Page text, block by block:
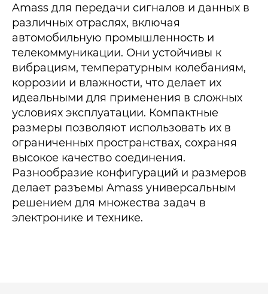
Amass для передачи сигналов и данных в
различных отраслях, включая
автомобильную промышленность и
телекоммуникации. Они устойчивы к
вибрациям, температурным колебаниям,
коррозии и влажности, что делает их
идеальными для применения в сложных
условиях эксплуатации. Компактные
размеры позволяют использовать их в
ограниченных пространствах, сохраняя
высокое качество соединения.
Разнообразие конфигураций и размеров
делает разъемы Amass универсальным
решением для множества задач в
электронике и технике.